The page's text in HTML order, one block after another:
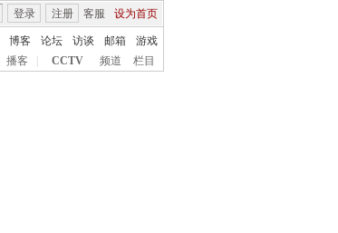
客服 设为首页
登录 注册
博客 论坛 访谈 邮箱
游戏
播客 CCTV 频道 栏目